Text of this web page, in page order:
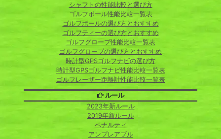
シャフトの性能比較と選び方
ゴルフボール性能比較一覧表
ゴルフボールの選び方とおすすめ
ゴルフティーの選び方とおすすめ
ゴルフグローブ性能比較一覧表
ゴルフグローブの選び方とおすすめ
時計型GPSゴルフナビの選び方
時計型GPSゴルフナビ性能比較一覧表
ゴルフレーザー距離計性能比較一覧表
ルール
2023年新ルール
2019年新ルール
ペナルティ
アンプレアブル